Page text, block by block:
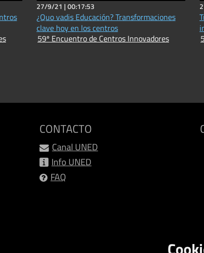
27/9/21 |00:17:53
¿Quo vadis Educación? Transformaciones
clave hoy en los centros
59º Encuentro de Centros Innovadores
CONTACTO
Canal UNED
Info UNED
FAQ